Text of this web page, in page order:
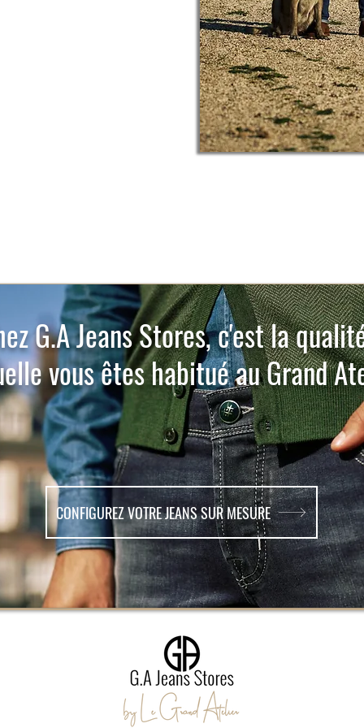
G.A Jeans Stores, c'est la
vous êtes habitué au Grand
CONFIGUREZ VOTRE JEANS SUR MESURE